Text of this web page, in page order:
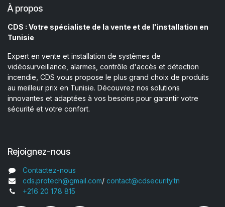
À propos
CDS : Votre spécialiste de la vente et de l'installation en
Tunisie
Expert en vente et installation de systèmes de
vidéosurveillance, alarmes, contrôle d'accès et détection
incendie, CDS vous propose le plus grand choix de produits
au meilleur prix en Tunisie. Découvrez nos solutions
innovantes et adaptées à vos besoins pour garantir votre
sécurité et votre confort.
Rejoignez-nous
Contactez-nous
cds.protech@gmail.com/ contact@cdsecurity.tn
+216 20 178 815